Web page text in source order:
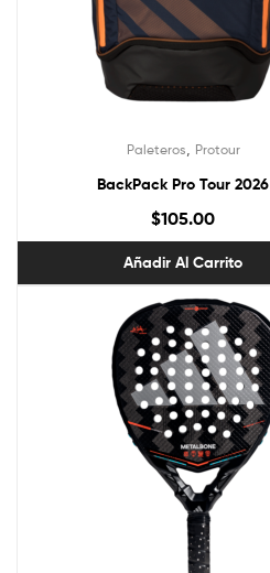
Paleteros Protour
BackPack Pro Tour 2026
$105.00
Añadir Al Carrito